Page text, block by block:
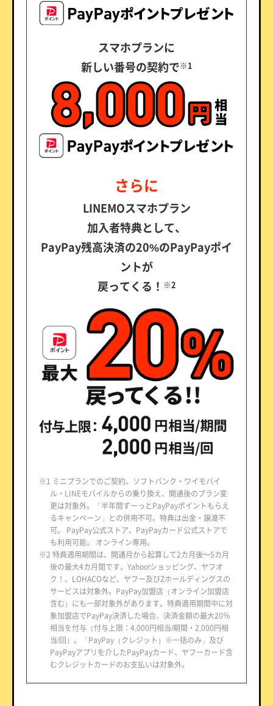
スマホプランに
新しい番号の契約で※1
さらに
LINEMOスマホプラン
加入者特典として、
PayPay残高決済の20%のPayPayポイ
ントが
戻ってくる！ ※2
※1 ミニプランでのご契約、ソフトバンク・ワイモバイ
ル・LINEモバイルからの乗り換え、開通後のプラン変
更は対象外。「半年間ずーっとPayPayポイントもらえ
るキャンペーン」との併用不可。特典は出金・譲渡不
可。 PayPay公式ストア、PayPayカード公式ストアで
も利用可能。 オンライン専用。
※2 特典適用期間は、開通月から起算して2カ月後～5カ月
後の最大4カ月間です。Yahoo!ショッピング、ヤフオ
ク！、LOHACOなど、ヤフー及びZホールディングスの
サービスは対象外。PayPay加盟店（オンライン加盟店
含む）にも一部対象外があります。特典適用期間中に対
象加盟店でPayPay決済した場合、決済金額の最大20％
相当を付与（付与上限：4,000円相当/期間・2,000円相
当/回）。「PayPay（クレジット）※一括のみ」及び
PayPayアプリを介したPayPayカード、ヤフーカード含
むクレジットカードのお支払いは対象外。